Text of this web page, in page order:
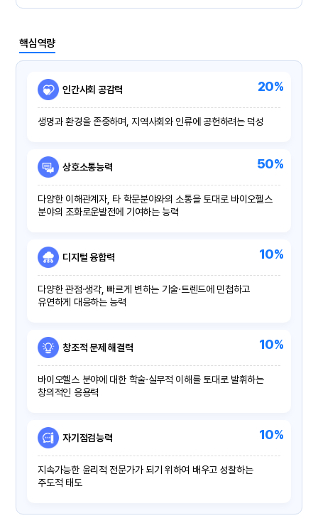
핵심역량
인간사회 공감력
생명과 환경을 존중하며, 지역사회와 인류에 공헌하려는 덕성
20%
상호소통능력
다양한 이해관계자, 타 학문분야와의 소통을 토대로 바이오헬스
분야의 조화로운발전에 기여하는 능력
50%
디지털 융합력
다양한 관점·생각, 빠르게 변하는 기술·트렌드에 민첩하고
유연하게 대응하는 능력
10%
창조적 문제 해결력
바이오헬스 분야에 대한 학술·실무적 이해를 토대로 발휘하는
창의적인 응용력
10%
자기점검능력
지속가능한 윤리적 전문가가 되기 위하여 배우고 성찰하는
주도적 태도
10%